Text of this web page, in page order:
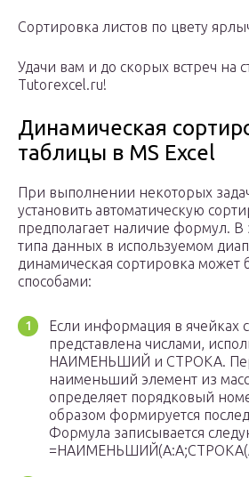
Сортировка листов по цвету
Удачи вам и до скорых встреч на
Tutorexcel.ru!
Динамическая
таблицы в MS Excel
При выполнении некоторых задач
установить автоматическую
предполагает наличие формул. В
типа данных в используемом
динамическая сортировка может
способами:
Если информация в ячейках
представлена числами,
НАИМЕНЬШИЙ и СТРОКА.
наименьший элемент из
определяет порядковый
образом формируется
Формула записывается